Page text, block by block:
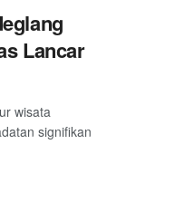
Lancar
wisata
signifikan